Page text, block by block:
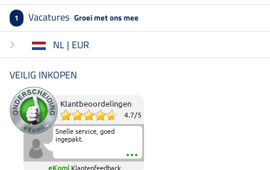
1 Vacatures Groei met ons mee
NL | EUR
VEILIG INKOPEN
Klantbeoordelingen
4.7/5
Snelle service, goed
ingepakt.
eKomi Klantenfeedback